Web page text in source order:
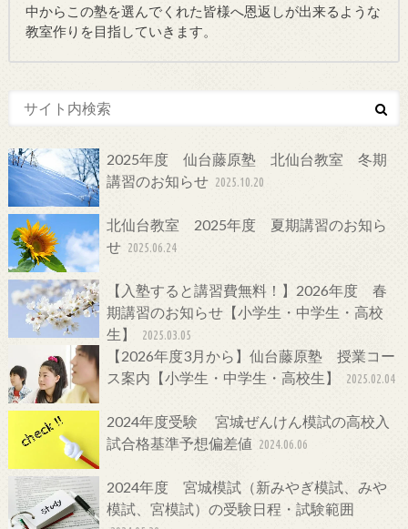
中からこの塾を選んでくれた皆様へ恩返しが出来るような
教室作りを目指していきます。
2025年度 仙台藤原塾 北仙台教室 冬期
講習のお知らせ 2025.10.20
北仙台教室 2025年度 夏期講習のお知ら
せ 2025.06.24
【入塾すると講習費無料！】2026年度 春
期講習のお知らせ【小学生・中学生・高校
生】
2025.03.05
【2026年度3月から】仙台藤原塾 授業コー
ス案内【小学生・中学生・高校生】
2025.02.04
2024年度受験 宮城ぜんけん模試の高校入
試合格基準予想偏差値 2024.06.06
2024年度 宮城模試（新みやぎ模試、みや
模試、宮模試）の受験日程・試験範囲